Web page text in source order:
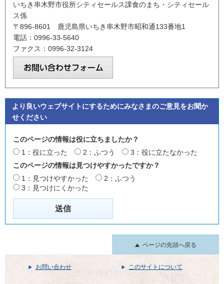
いちき串木野市役所シティセールス課食のまち・シティセール
ス係
〒896-8601 鹿児島県いちき串木野市昭和通133番地1
電話：0996-33-5640
ファクス：0996-32-3124
より良いウェブサイトにするためにみなさまのご意見をお聞か
せください
このページの情報は役に立ちましたか？
1：役に立った
2：ふつう
3：役に立たなかった
このページの情報は見つけやすかったですか？
1：見つけやすかった
2：ふつう
3：見つけにくかった
ページの先頭へ戻る
お問い合わせ このサイトについて